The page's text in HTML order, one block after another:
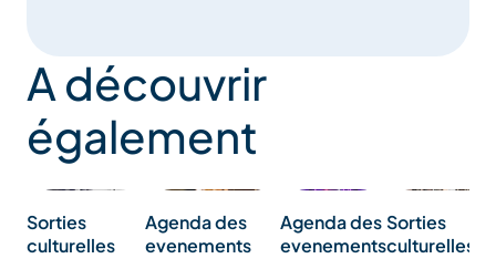
A découvrir
également
Sorties
culturelles
Agenda des
evenements
Agenda des
evenements
Sorties
culturelles